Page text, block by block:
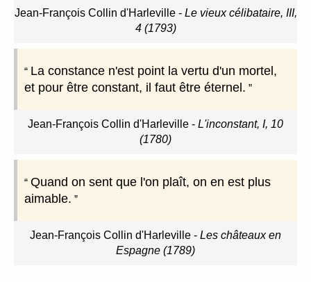
Jean-François Collin d'Harleville- Le vieux célibataire, III,
4 (1793)
La constance n'est point la vertu d'un mortel,
et pour être constant, il faut être éternel.
Jean-François Collin d'Harleville - L'inconstant, I, 10
(1780)
Quand on sent que l'on plaît, on en est plus
aimable.
Jean-François Collin d'Harleville - Les châteaux en
Espagne (1789)